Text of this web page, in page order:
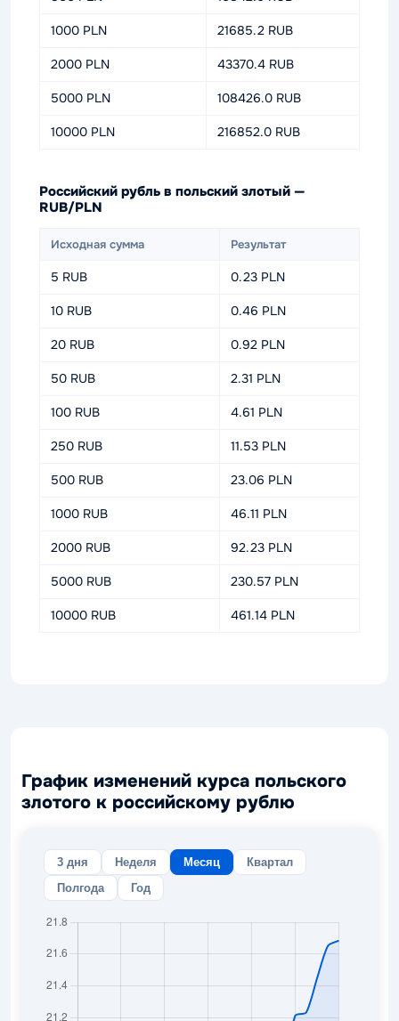
1000 PLN 21685.2 RUB
2000 PLN 43370.4 RUB
5000 PLN 108426.0 RUB
10000 PLN 216852.0 RUB
Российский рубль в польский злотый —
RUB/PLN
Исходная сумма Результат
5 RUB 0.23 PLN
10 RUB 0.46 PLN
20 RUB 0.92 PLN
50 RUB 2.31 PLN
100 RUB 4.61 PLN
250 RUB 11.53 PLN
500 RUB 23.06 PLN
1000 RUB 46.11 PLN
2000 RUB 92.23 PLN
5000 RUB 230.57 PLN
10000 RUB 461.14 PLN
График изменений курса польского
злотого к российскому рублю
3 дня Неделя Месяц
Квартал
Полгода
Год